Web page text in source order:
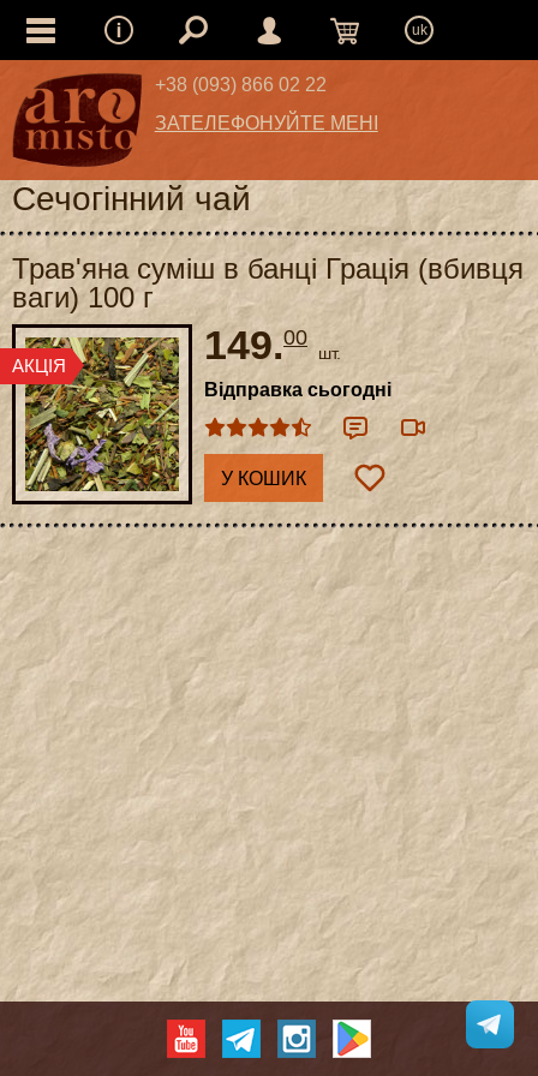
uk
+38 (093) 866 02 22
ЗАТЕЛЕФОНУЙТЕ МЕНІ
Сечогінний чай
Трав'яна суміш в банці Грація (вбивця
ваги) 100 г
149.00
шт.
Відправка сьогодні
У КОШИК